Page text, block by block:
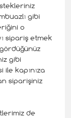
gibi
o
sipariş etmek
gibi
kapınıza
siparişiniz
de